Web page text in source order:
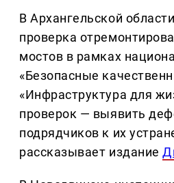
В Архангельской
проверка
мостов в рамках
«Безопасные
«Инфраструктура для
проверок — выявить
подрядчиков к их
рассказывает издание